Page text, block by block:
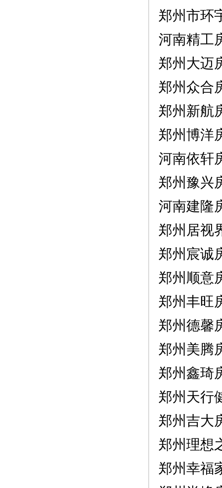
郑州市环
河南精工
郑州大迈
郑州众合
郑州新航
郑州博洋
河南依轩
郑州豫兴
河南建隆
郑州居视
郑州宸诚
郑州顺意
郑州丰旺
郑州德馨
郑州美腾
郑州鑫琦
郑州天行
郑州吉大
郑州理想
郑州幸福